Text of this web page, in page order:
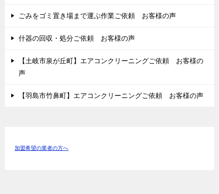
ごみをゴミ置き場まで運ぶ作業ご依頼 お客様の声
什器の回収・処分ご依頼 お客様の声
【土岐市泉が丘町】エアコンクリーニングご依頼 お客様の
声
【羽島市竹鼻町】エアコンクリーニングご依頼 お客様の声
加盟希望の業者の方へ